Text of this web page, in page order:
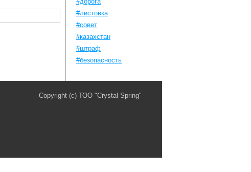
#листовка
#совет
#казахстан
#штраф
#безопасность
Copyright (c) ТОО "Crystal Spring"